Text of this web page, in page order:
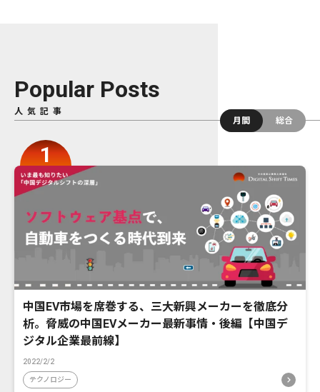
Popular Posts
人気記事
月間
総合
中国EV市場を席巻する、三大新興メーカーを徹底分
析。脅威の中国EVメーカー最新事情・後編【中国デ
ジタル企業最前線】
2022/2/2
テクノロジー